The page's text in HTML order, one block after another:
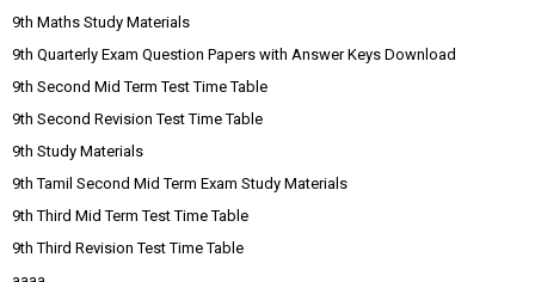
9th Maths Study Materials
9th Quarterly Exam Question Papers with Answer Keys Download
9th Second Mid Term Test Time Table
9th Second Revision Test Time Table
9th Study Materials
9th Tamil Second Mid Term Exam Study Materials
9th Third Mid Term Test Time Table
9th Third Revision Test Time Table